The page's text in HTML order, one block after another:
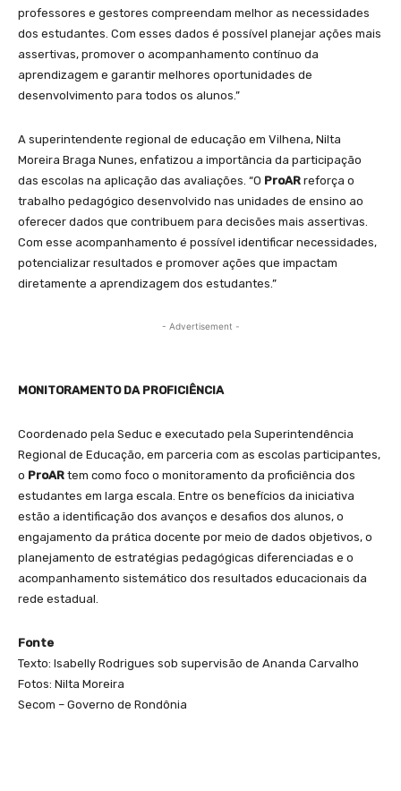
professores e gestores compreendam melhor as necessidades
dos estudantes. Com esses dados é possível planejar ações mais
assertivas, promover o acompanhamento contínuo da
aprendizagem e garantir melhores oportunidades de
desenvolvimento para todos os alunos.”
A superintendente regional de educação em Vilhena, Nilta
Moreira Braga Nunes, enfatizou a importância da participação
das escolas na aplicação das avaliações. “O ProAR reforça o
trabalho pedagógico desenvolvido nas unidades de ensino ao
oferecer dados que contribuem para decisões mais assertivas.
Com esse acompanhamento é possível identificar necessidades,
potencializar resultados e promover ações que impactam
diretamente a aprendizagem dos estudantes.”
- Advertisement -
MONITORAMENTO DA PROFICIÊNCIA
Coordenado pela Seduc e executado pela Superintendência
Regional de Educação, em parceria com as escolas participantes,
o ProAR tem como foco o monitoramento da proficiência dos
estudantes em larga escala. Entre os benefícios da iniciativa
estão a identificação dos avanços e desafios dos alunos, o
engajamento da prática docente por meio de dados objetivos, o
planejamento de estratégias pedagógicas diferenciadas e o
acompanhamento sistemático dos resultados educacionais da
rede estadual.
Fonte
Texto: Isabelly Rodrigues sob supervisão de Ananda Carvalho
Fotos: Nilta Moreira
Secom – Governo de Rondônia